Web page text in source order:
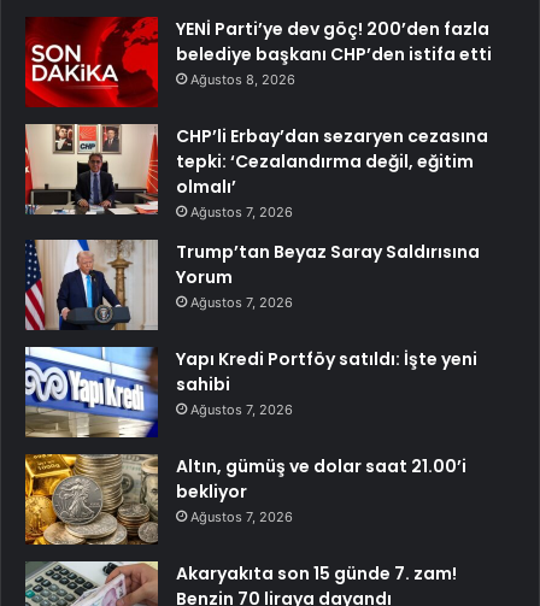
YENİ Parti’ye dev göç! 200’den fazla
belediye başkanı CHP’den istifa etti
Ağustos 8, 2026
CHP’li Erbay’dan sezaryen cezasına
tepki: ‘Cezalandırma değil, eğitim
olmalı’
Ağustos 7, 2026
Trump’tan Beyaz Saray Saldırısına
Yorum
Ağustos 7, 2026
Yapı Kredi Portföy satıldı: İşte yeni
sahibi
Ağustos 7, 2026
Altın, gümüş ve dolar saat 21.00’i
bekliyor
Ağustos 7, 2026
Akaryakıta son 15 günde 7. zam!
Benzin 70 liraya dayandı